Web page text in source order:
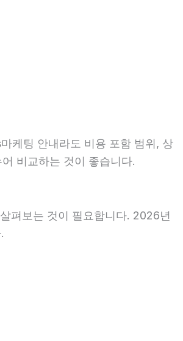
케팅 안내라도 비용 포함 범위, 상
비교하는 것이 좋습니다.
펴보는 것이 필요합니다. 2026년